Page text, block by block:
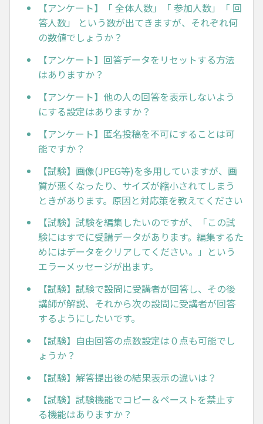
【アンケート】「 全体人数」「 参加人数」「 回
答人数」 という数が出てきますが、それぞれ何
の数値でしょうか？
【アンケート】回答データをリセットする方法
はありますか？
【アンケート】他の人の回答を表示しないよう
にする設定はありますか？
【アンケート】匿名投稿を不可にすることは可
能ですか？
【試験】画像(JPEG等)を多用していますが、画
質が悪くなったり、サイズが縮小されてしまう
ときがあります。原因と対応策を教えてください
【試験】試験を編集したいのですが、「この試
験にはすでに受講データがあります。編集するた
めにはデータをクリアしてください。」という
エラーメッセージが出ます。
【試験】試験で設問に受講者が回答し、その後
講師が解説、それから次の設問に受講者が回答
するようにしたいです。
【試験】自由回答の点数設定は０点も可能でし
ょうか？
【試験】解答提出後の結果表示の違いは？
【試験】試験機能でコピー＆ペーストを禁止す
る機能はありますか？